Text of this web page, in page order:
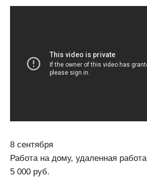
8 сентября
Работа на дому, удаленная работа
5 000 руб.